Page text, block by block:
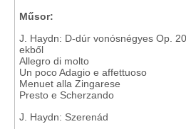
Műsor:
J. Haydn: D-dúr vonósnégyes Op.
ekből
Allegro di molto
Un poco Adagio e affettuoso
Menuet alla Zingarese
Presto e Scherzando
J. Haydn: Szerenád